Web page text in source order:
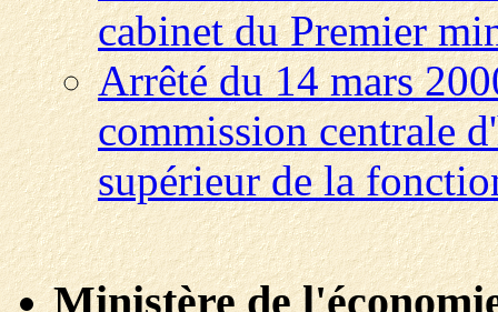
cabinet du Premier
Arrêté du 14 mars
commission centrale
supérieur de la
Ministère de